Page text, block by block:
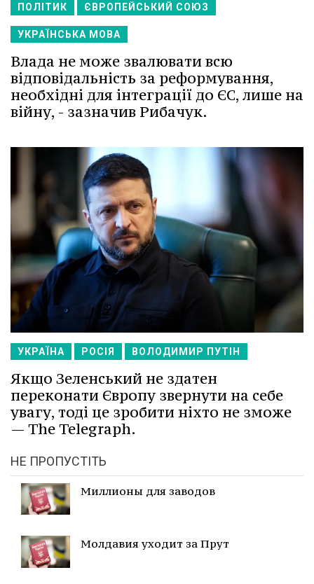
ПОЛІТИК ЄВРОПЕЙСЬКИЙ СОЮЗ
УКРАЇНСЬКА МОВА
Влада не може звалювати всю
відповідальність за реформування,
необхідні для інтеграції до ЄС, лише на
війну, - зазначив Рибачук.
УКРАЇНА РОСІЯ ВОЛОДИМИР ПУТІН
Якщо Зеленський не здатен
переконати Європу звернути на себе
увагу, тоді це зробити ніхто не зможе
— The Telegraph.
НЕ ПРОПУСТІТЬ
Миллионы для заводов
Молдавия уходит за Прут